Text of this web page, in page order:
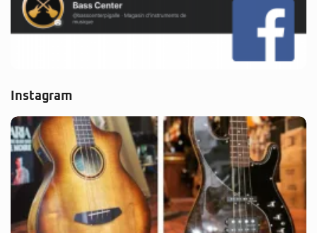
Instagram